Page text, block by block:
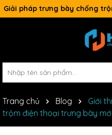
Giải pháp trưng bày chống
Trang chủ Blog
Giới
trộm điện thoại trưng bày